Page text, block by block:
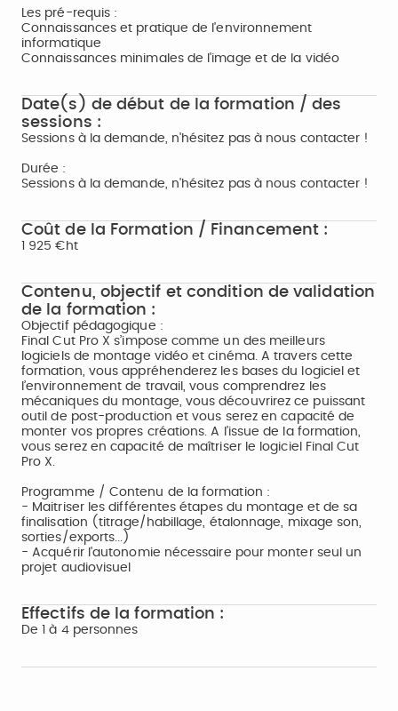
Les pré-requis :
Connaissances et pratique de l'environnement
informatique
Connaissances minimales de l'image et de la vidéo
Date(s) de début de la formation / des
sessions :
Sessions à la demande, n'hésitez pas à nous contacter !
Durée :
Sessions à la demande, n'hésitez pas à nous contacter !
Coût de la Formation / Financement :
1 925 €ht
Contenu, objectif et condition de validation
de la formation :
Objectif pédagogique :
Final Cut Pro X s’impose comme un des meilleurs
logiciels de montage vidéo et cinéma. A travers cette
formation, vous appréhenderez les bases du logiciel et
l’environnement de travail, vous comprendrez les
mécaniques du montage, vous découvrirez ce puissant
outil de post-production et vous serez en capacité de
monter vos propres créations. A l’issue de la formation,
vous serez en capacité de maîtriser le logiciel Final Cut
Pro X.
Programme / Contenu de la formation :
- Maitriser les différentes étapes du montage et de sa
finalisation (titrage/habillage, étalonnage, mixage son,
sorties/exports...)
- Acquérir l'autonomie nécessaire pour monter seul un
projet audiovisuel
Effectifs de la formation :
De 1 à 4 personnes